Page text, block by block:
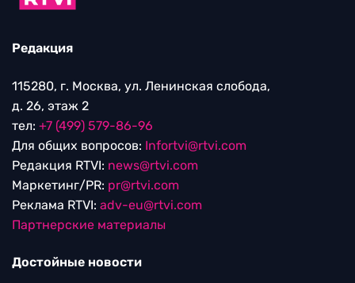
Редакция
115280, г. Москва, ул. Ленинская слобода,
д. 26, этаж 2
тел: +7 (499) 579-86-96
Для общих вопросов: Infortvi@rtvi.com
Редакция RTVI: news@rtvi.com
Маркетинг/PR: pr@rtvi.com
Реклама RTVI: adv-eu@rtvi.com
Партнерские материалы
Достойные новости